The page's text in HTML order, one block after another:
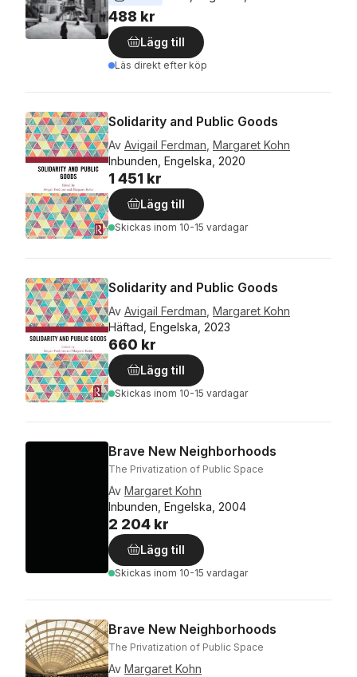
488 kr
Lägg till
Läs direkt efter köp
Solidarity and Public Goods
Av Avigail Ferdman Margaret Kohn
Inbunden, Engelska, 2020
1 451 kr
Lägg till
Skickas inom 10-15 vardagar
Solidarity and Public Goods
Av Avigail Ferdman Margaret Kohn
Häftad, Engelska, 2023
660 kr
Lägg till
Skickas inom 10-15 vardagar
Brave New Neighborhoods
The Privatization of Public Space
Av Margaret Kohn
Inbunden, Engelska, 2004
2 204 kr
Lägg till
Skickas inom 10-15 vardagar
Brave New Neighborhoods
The Privatization of Public Space
Av Margaret Kohn